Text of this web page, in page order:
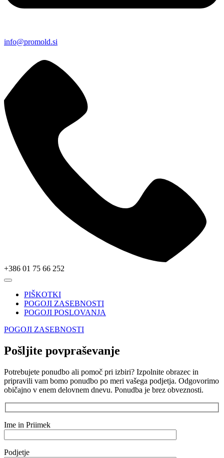
info@promold.si
+386 01 75 66 252
PIŠKOTKI
POGOJI ZASEBNOSTI
POGOJI POSLOVANJA
POGOJI ZASEBNOSTI
Pošljite povpraševanje
Potrebujete ponudbo ali pomoč pri izbiri? Izpolnite obrazec in
pripravili vam bomo ponudbo po meri vašega podjetja. Odgovorimo
običajno v enem delovnem dnevu. Ponudba je brez obveznosti.
Ime in Priimek
Podjetje